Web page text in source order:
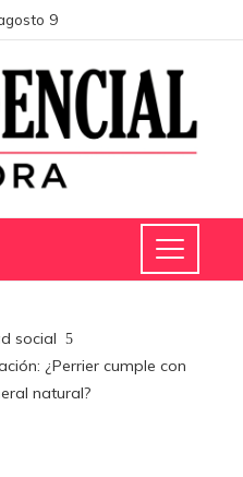
9
social
¿Perrier cumple con
natural?